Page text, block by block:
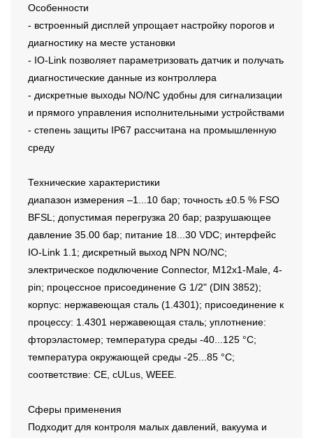
Особенности
- встроенный дисплей упрощает настройку порогов и
диагностику на месте установки
- IO-Link позволяет параметризовать датчик и получать
диагностические данные из контроллера
- дискретные выходы NO/NC удобны для сигнализации
и прямого управления исполнительными устройствами
- степень защиты IP67 рассчитана на промышленную
среду
Технические характеристики
диапазон измерения –1...10 бар; точность ±0.5 % FSO
BFSL; допустимая перегрузка 20 бар; разрушающее
давление 35.00 бар; питание 18...30 VDC; интерфейс
IO-Link 1.1; дискретный выход NPN NO/NC;
электрическое подключение Connector, M12x1-Male, 4-
pin; процессное присоединение G 1/2" (DIN 3852);
корпус: нержавеющая сталь (1.4301); присоединение к
процессу: 1.4301 нержавеющая сталь; уплотнение:
фторэластомер; температура среды -40...125 °C;
температура окружающей среды -25...85 °C;
соответствие: CE, cULus, WEEE.
Сферы применения
Подходит для контроля малых давлений, вакуума и